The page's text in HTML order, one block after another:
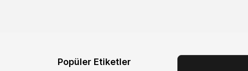
Popüler Etiketler